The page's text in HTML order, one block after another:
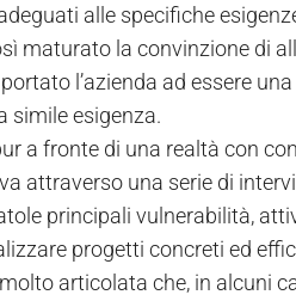
alle specifiche
maturato la convinzione di
l’azienda ad essere
simile esigenza.
a fronte di una realtà con
attraverso una serie di
principali vulnerabilità,
progetti concreti ed
articolata che, in alcuni